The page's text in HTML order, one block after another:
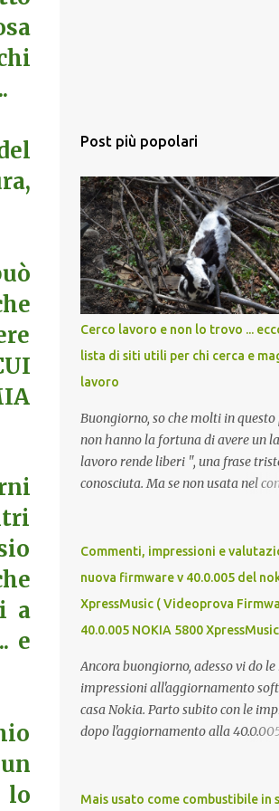
a
e
lo
Post più popolari
Cerco lavoro e non lo trovo ...
lista di siti utili per chi cerca e
lavoro
Buongiorno, so che molti in
non hanno la fortuna di avere un
lavoro rende liberi ", una frase
conosciuta. Ma se non usata nel
ricchezza propria, e la ricchezza
significa autonomia. E in definitiva,
seme della libertà. Mi auguro
elenco possa essere d'aiuto. Buona
tutti e buona giornata, Luca Zecca
Trovit Monster Lavoro.org Cerco-
Lavoro.info Jobcrawler
Motore Lavoro Subito.it (Sezione
DI LAVORO) Info Jobs
Commenti, impressioni e
nuova firmware v 40.0.005 del
XpressMusic ( Videoprova
40.0.005 NOKIA 5800
Ancora buongiorno, adesso vi do le
impressioni all'aggiornamento
casa Nokia. Parto subito con le
dopo l'aggiornamento alla 40.0.005
reattivo. Quando lo giri digitando
Mais usato come combustibile in